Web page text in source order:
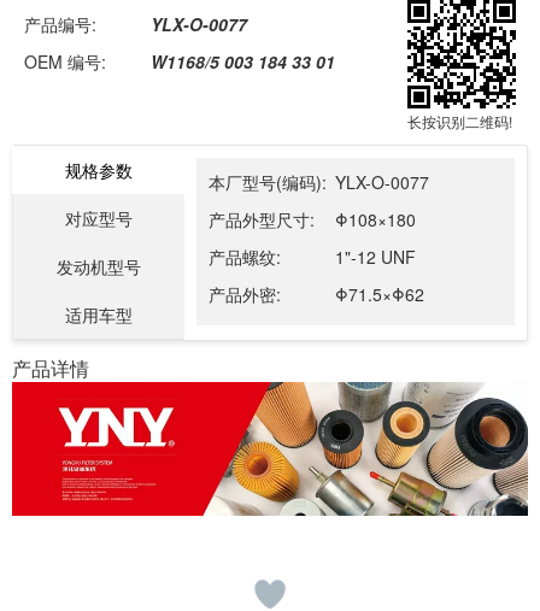
产品编号:
YLX-O-0077
OEM 编号:
W1168/5 003 184 33 01
长按识别二维码!
规格参数
对应型号
发动机型号
适用车型
本厂型号(编码): YLX-O-0077
产品外型尺寸:
Φ108×180
产品螺纹:
1"-12 UNF
产品外密:
Φ71.5×Φ62
产品详情